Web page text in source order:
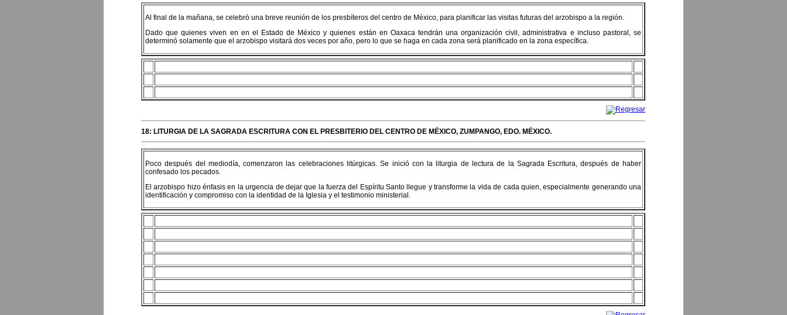
Al final de la mañana, se celebró una breve reunión de los presbíteros del centro de México, para planificar las visitas futuras del arzobispo a la región.
Dado que quienes viven en en el Estado de México y quienes están en Oaxaca tendrán una organización civil, administrativa e incluso pastoral, se
determinó solamente que el arzobispo visitará dos veces por año, pero lo que se haga en cada zona será planificado en la zona específica.
18: LITURGIA DE LA SAGRADA ESCRITURA CON EL PRESBITERIO DEL CENTRO DE MÉXICO, ZUMPANGO, EDO. MÉXICO.
Poco después del mediodía, comenzaron las celebraciones litúrgicas. Se inició con la liturgia de lectura de la Sagrada Escritura, después de haber
confesado los pecados.
El arzobispo hizo énfasis en la urgencia de dejar que la fuerza del Espíritu Santo llegue y transforme la vida de cada quien, especialmente generando una
identificación y compromiso con la identidad de la Iglesia y el testimonio ministerial.